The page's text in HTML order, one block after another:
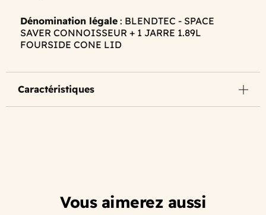
Dénomination légale : BLENDTEC - SPACE
SAVER CONNOISSEUR + 1 JARRE 1.89L
FOURSIDE CONE LID
Caractéristiques
Vous aimerez aussi